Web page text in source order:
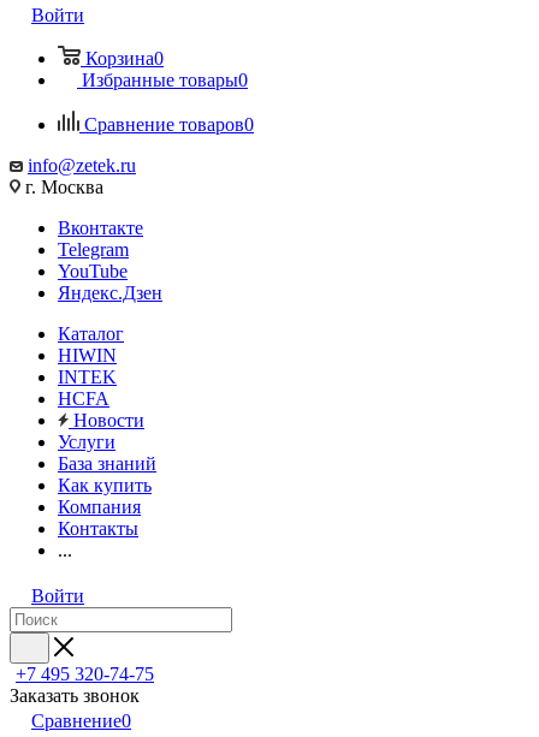
Войти
Корзина0
Избранные товары0
Сравнение товаров0
info@zetek.ru
г. Москва
Вконтакте
Telegram
YouTube
Яндекс.Дзен
Каталог
HIWIN
INTEK
HCFA
Новости
Услуги
База знаний
Как купить
Компания
Контакты
...
Войти
+7 495 320-74-75
Заказать звонок
Сравнение0